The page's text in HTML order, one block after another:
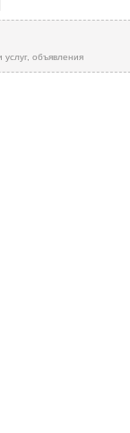
объявления